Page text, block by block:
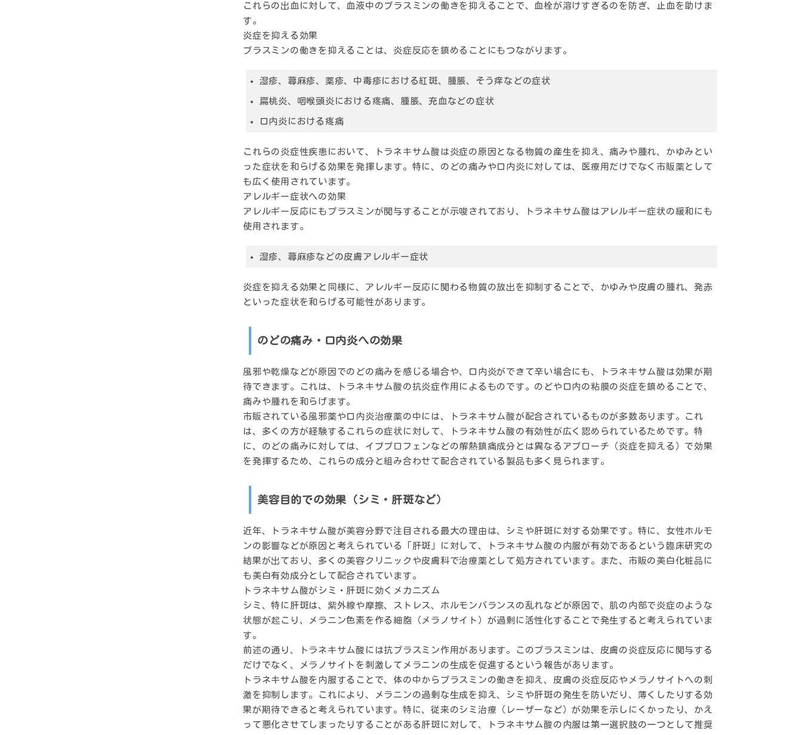
これらの出血に対して、血液中のプラスミンの働きを抑えることで、血栓が溶けすぎるのを防ぎ、止血を助けま
す。
炎症を抑える効果
プラスミンの働きを抑えることは、炎症反応を鎮めることにもつながります。
湿疹、蕁麻疹、薬疹、中毒疹における紅斑、腫脹、そう痒などの症状
扁桃炎、咽喉頭炎における疼痛、腫脹、充血などの症状
口内炎における疼痛
これらの炎症性疾患において、トラネキサム酸は炎症の原因となる物質の産生を抑え、痛みや腫れ、かゆみとい
った症状を和らげる効果を発揮します。特に、のどの痛みや口内炎に対しては、医療用だけでなく市販薬として
も広く使用されています。
アレルギー症状への効果
アレルギー反応にもプラスミンが関与することが示唆されており、トラネキサム酸はアレルギー症状の緩和にも
使用されます。
湿疹、蕁麻疹などの皮膚アレルギー症状
炎症を抑える効果と同様に、アレルギー反応に関わる物質の放出を抑制することで、かゆみや皮膚の腫れ、発赤
といった症状を和らげる可能性があります。
のどの痛み・口内炎への効果
風邪や乾燥などが原因でのどの痛みを感じる場合や、口内炎ができて辛い場合にも、トラネキサム酸は効果が期
待できます。これは、トラネキサム酸の抗炎症作用 によるものです。のどや口内の粘膜の炎症を鎮めることで、
痛みや腫れを和らげます。
市販されている風邪薬や口内炎治療薬の中には、トラネキサム酸が配合されているものが多数あります。これ
は、多くの方が経験するこれらの症状に対して、トラネキサム酸の有効性が広く認められているためです。特
に、のどの痛みに対しては、イブプロフェンなどの解熱鎮痛成分とは異なるアプローチ（炎症を抑える）で効果
を発揮するため、これらの成分と組み合わせて配合されている製品も多く見られます。
美容目的での効果（シミ・肝斑など）
近年、トラネキサム酸が美容分野で注目される最大の理由は、 シミや肝斑 に対する効果です。特に、女性ホルモ
ンの影響などが原因と考えられている「肝斑」に対して、トラネキサム酸の内服が有効であるという臨床研究の
結果が出ており、多くの美容クリニックや皮膚科で治療薬として処方されています。また、市販の美白化粧品に
も美白有効成分として配合されています。
トラネキサム酸がシミ・肝斑に効くメカニズム
シミ、特に肝斑は、紫外線や摩擦、ストレス、ホルモンバランスの乱れなどが原因で、肌の内部で炎症のような
状態が起こり、メラニン色素を作る細胞（メラノサイト）が過剰に活性化することで発生すると考えられていま
す。
前述の通り、トラネキサム酸には抗プラスミン作用があります。このプラスミンは、皮膚の炎症反応に関与する
だけでなく、メラノサイトを刺激してメラニンの生成を促進するという報告があります。
トラネキサム酸を内服することで、体の中からプラスミンの働きを抑え、皮膚の炎症反応やメラノサイトへの刺
激を抑制します。これにより、メラニンの過剰な生成を抑え、シミや肝斑の発生を防いだり、薄くしたりする効
果が期待できると考えられています。特に、従来のシミ治療（レーザーなど）が効果を示しにくかったり、かえ
って悪化させてしまったりすることがある肝斑に対して、トラネキサム酸の内服は第一選択肢の一つとして推奨